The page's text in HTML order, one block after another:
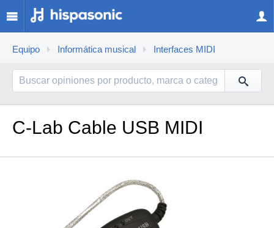
Equipo Informática musical Interfaces MIDI
C-Lab Cable USB MIDI